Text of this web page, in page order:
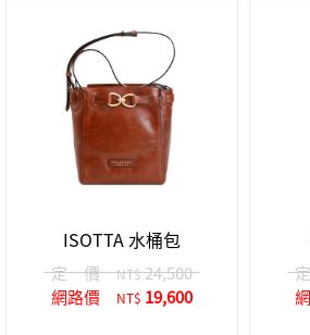
中性商品 UNISEX BAG/SLG
皮革保養 LEATHER CARE
女士包款 LADIES' BAG
女士夾款 LADIES' WALLET
中性商品 UNISEX BAG/SLG
關於 CHIARUGI
男士皮帶 MEN'S BELT
女士包款 LADIES' BAG
女士夾款 LADIES' WALLET
中性商品 UNISEX BAG/SLG
男士夾款 MEN'S WALLET
男士皮帶 MEN'S BELT
女士包款 LADIES' BAG
女士夾款 LADIES' WALLET
中性商品 UNISEX BAG/SLG
關於 Roberta di Camerino
男士包款 MEN'S BAG
男士夾款 MEN'S WALLET
男士皮帶 MEN'S BELT
女士夾款 LADIES' WALLET
中性商品 UNISEX BAG/SLG
期間限定 limited edition
珍藏 THE BRIDGE (TB SPECIAL)
男士包款 MEN'S BAG
男士夾款 MEN'S WALLET
男士皮帶 MEN'S BELT
女士包款 LADIES' BAG
ISOTTA 水桶包
定 價 NT$24,500
網路價
NT$ 19,600